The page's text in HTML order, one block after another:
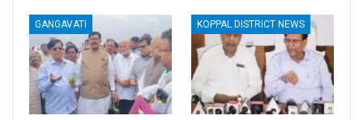
GANGAVATI KOPPAL DISTRICT NEWS